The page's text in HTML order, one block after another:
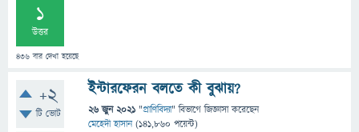
1
উত্তর
436 বার দেখা হয়েছে
+2
টি ভোট
ইন্টারফেরন বলতে কী বুঝায়?
26 জুন 2021 "প্রাণিবিদ্যা" বিভাগে জিজ্ঞাসাকরেছেন
মেহেদী হাসান (141,860 পয়েন্ট)